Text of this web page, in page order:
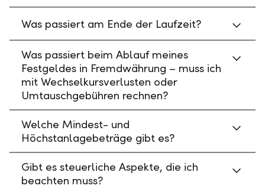
Was passiert am Ende der Laufzeit?
Was passiert beim Ablauf meines
Festgeldes in Fremdwährung – muss ich
mit Wechselkursverlusten oder
Umtauschgebühren rechnen?
Welche Mindest- und
Höchstanlagebeträge gibt es?
Gibt es steuerliche Aspekte, die ich
beachten muss?